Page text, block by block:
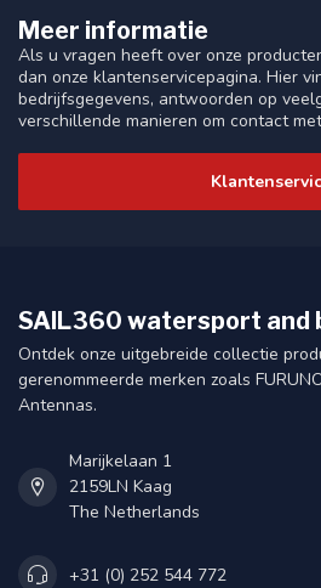
Meer informatie
Als u vragen heeft over onze
dan onze klantenservicepagina. Hier
bedrijfsgegevens, antwoorden op
verschillende manieren om contact
SAIL360 watersport and
Ontdek onze uitgebreide collectie
gerenommeerde merken zoals
Antennas.
Marijkelaan 1
2159LN Kaag
The Netherlands
+31 (0) 252 544 772